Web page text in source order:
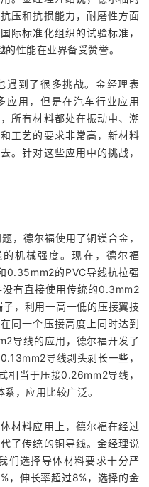
压和抗损能力，耐磨性方面
际标准化组织的试验标准，
性能在业界备受赞誉。
遇到了很多挑战。金经理表
应用，但是在汽车行业应用
所有材料都处在振动中、潮
工艺的要求非常高，新材料
。针对这些应用中的挑战，
，德尔福使用了铜镁合金，
机械强度。现在，德尔福
0.35mm2的PVC导线抗拉强
有直接使用传统的0.3mm2
，利用一高一低的压接翼技
同一个压接高度上同时达到
导线的应用，德尔福开发了
导线剥头剥长一些，
相当于压接0.26mm2导线，
，应用比较广泛。
材料应用上，德尔福在经过
了传统的铜导线。金经理说
们选择导体材料要求十分严
，伸长率超过8%，选择的金